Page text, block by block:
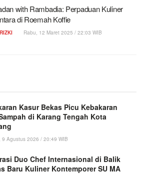
with Rambadia: Perpaduan Kuliner
di Roemah Koffie
RIZKI Rabu, 12 Maret 2025 / 22:03 WIB
Kasur Bekas Picu Kebakaran
di Karang Tengah Kota
9 Agustus 2026 / 20:49 WIB
Duo Chef Internasional di Balik
Baru Kuliner Kontemporer SU MA